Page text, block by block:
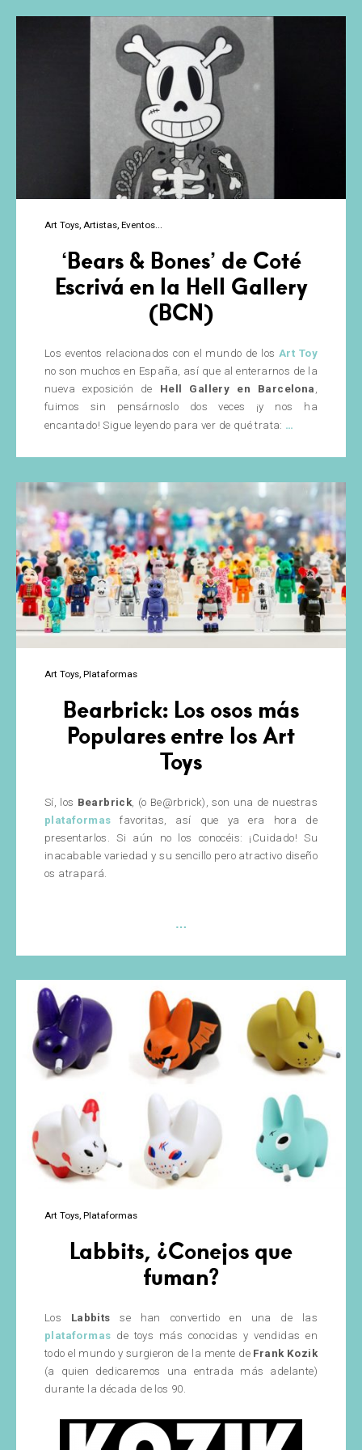
33!
Art Toys Artistas Eventos
‘Bears & Bones’ de Coté
Escrivá en la Hell Gallery
(BCN)
Los eventos relacionados con el mundo de losArt Toy
no son muchos en España, así que al enterarnos de la
nueva exposición de Hell Gallery en Barcelona ,
fuimos sin pensárnoslo dos veces ¡y nos ha
encantado! Sigue leyendo para ver de qué trata: …
Bones’
de
Coté
Escrivá
en
la
Hell
Gallery
(BCN)
Art Toys Plataformas
Bearbrick: Los osos más
Populares entre los Art
Toys
Sí, los Bearbrick, (o Be@rbrick), son una de nuestras
plataformas favoritas, así que ya era hora de
presentarlos. Si aún no los conocéis: ¡Cuidado! Su
inacabable variedad y su sencillo pero atractivo diseño
os atrapará.
…
Populares
los
Art
Toys
Art Toys Plataformas
Labbits, ¿Conejos que
fuman?
Los Labbits se han convertido en una de las
plataformas de toys más conocidas y vendidas en
todo el mundo y surgieron de la mente de Frank Kozik
(a quien dedicaremos una entrada más adelante)
durante la década de los 90.